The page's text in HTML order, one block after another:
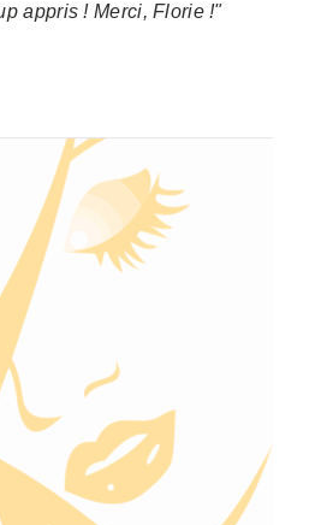
appris ! Merci, Florie !"